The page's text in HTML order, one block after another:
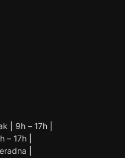
| 9h – 17h |
17h |
|